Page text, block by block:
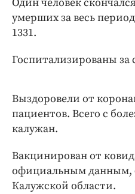
Работодатель года
Один человек
умерших за весь
1331.
Госпитализированы за
Выздоровели от
пациентов. Всего с
калужан.
Вакцинирован от
официальным данным,
Калужской области.